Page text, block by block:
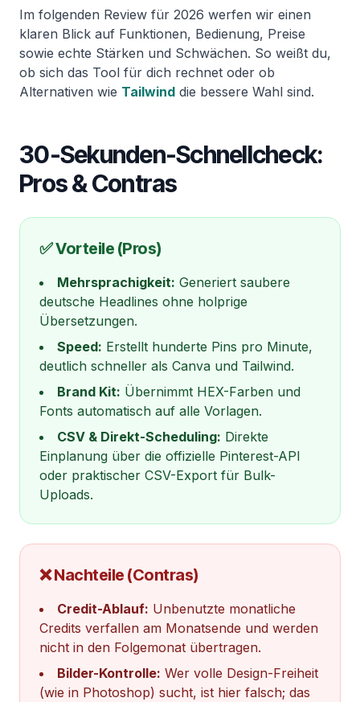
Im folgenden Review für 2026 werfen wir einen
klaren Blick auf Funktionen, Bedienung, Preise
sowie echte Stärken und Schwächen. So weißt du,
ob sich das Tool für dich rechnet oder ob
Alternativen wie Tailwind die bessere Wahl sind.
30-Sekunden-Schnellcheck:
Pros & Contras
✅ Vorteile (Pros)
Mehrsprachigkeit: Generiert saubere
deutsche Headlines ohne holprige
Übersetzungen.
Speed: Erstellt hunderte Pins pro Minute,
deutlich schneller als Canva und Tailwind.
Brand Kit: Übernimmt HEX-Farben und
Fonts automatisch auf alle Vorlagen.
CSV & Direkt-Scheduling: Direkte
Einplanung über die offizielle Pinterest-API
oder praktischer CSV-Export für Bulk-
Uploads.
❌ Nachteile (Contras)
Credit-Ablauf: Unbenutzte monatliche
Credits verfallen am Monatsende und werden
nicht in den Folgemonat übertragen.
Bilder-Kontrolle: Wer volle Design-Freiheit
(wie in Photoshop) sucht, ist hier falsch; das